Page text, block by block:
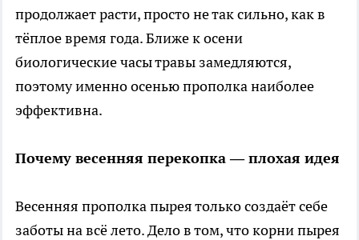
продолжает расти, просто не так сильно, как в
тёплое время года. Ближе к осени
биологические часы травы замедляются,
поэтому именно осенью прополка наиболее
эффективна.
Почему весенняя перекопка — плохая идея
Весенняя прополка пырея только создаёт себе
заботы на всё лето. Дело в том, что корни пырея